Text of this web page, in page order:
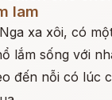
lam
xa xôi, có
lắm sống với
đến nỗi có lúc